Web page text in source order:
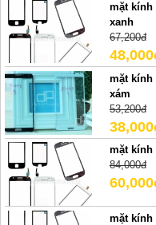
mặt kính
xanh
67,200đ
mặt kính
xám
53,200đ
mặt kính
84,000đ
mặt kính